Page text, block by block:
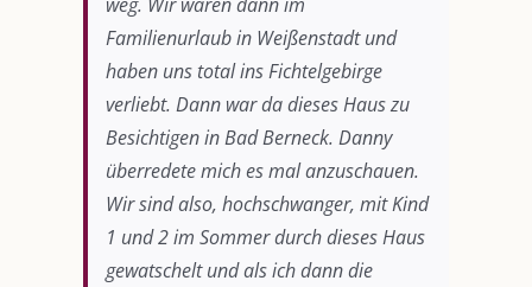
Familienurlaub in Weißenstadt und
haben uns total ins Fichtelgebirge
verliebt. Dann war da dieses Haus zu
Besichtigen in Bad Berneck. Danny
überredete mich es mal anzuschauen.
Wir sind also, hochschwanger, mit Kind
1 und 2 im Sommer durch dieses Haus
gewatschelt und als ich dann die